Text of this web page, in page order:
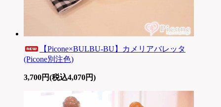
【Picone×BULBU-BU】カメリアバレッタ
(Picone別注色)
3,700円(税込4,070円)